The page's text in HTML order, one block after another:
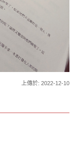
上傳於: 2022-12-10